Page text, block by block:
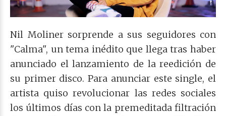
Nil Moliner sorprende a sus seguidores con
"Calma", un tema inédito que llega tras haber
anunciado el lanzamiento de la reedición de
su primer disco. Para anunciar este single, el
artista quiso revolucionar las redes sociales
los últimos días con la premeditada filtración